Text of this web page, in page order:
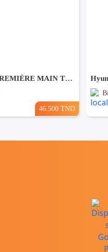
KIA RIO COUPÉ PREMIÈRE MAIN TRÈS PROPRE
46.500 TND